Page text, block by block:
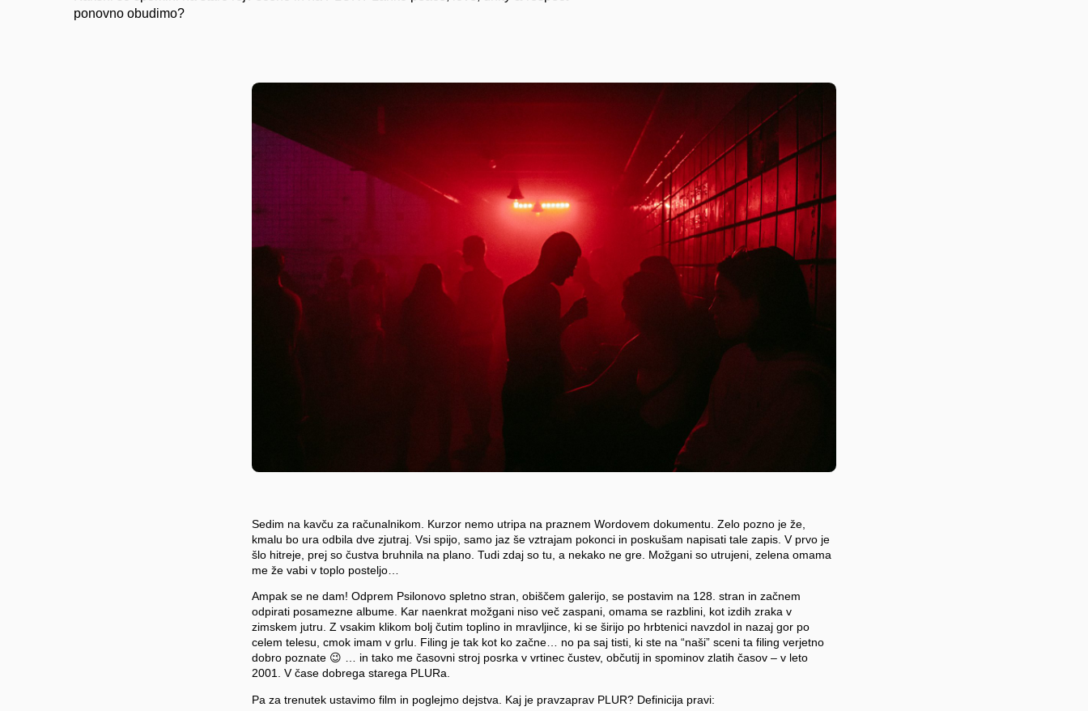
ponovno obudimo?
Sedim na kavču za računalnikom. Kurzor nemo utripa na praznem Wordovem dokumentu. Zelo pozno je že,
kmalu bo ura odbila dve zjutraj. Vsi spijo, samo jaz še vztrajam pokonci in poskušam napisati tale zapis. V prvo je
šlo hitreje, prej so čustva bruhnila na plano. Tudi zdaj so tu, a nekako ne gre. Možgani so utrujeni, zelena omama
me že vabi v toplo posteljo…
Ampak se ne dam! Odprem Psilonovo spletno stran, obiščem galerijo, se postavim na 128. stran in začnem
odpirati posamezne albume. Kar naenkrat možgani niso več zaspani, omama se razblini, kot izdih zraka v
zimskem jutru. Z vsakim klikom bolj čutim toplino in mravljince, ki se širijo po hrbtenici navzdol in nazaj gor po
celem telesu, cmok imam v grlu. Filing je tak kot ko začne… no pa saj tisti, ki ste na “naši” sceni ta filing verjetno
dobro poznate 😉 … in tako me časovni stroj posrka v vrtinec čustev, občutij in spominov zlatih časov – v leto
2001. V čase dobrega starega PLURa.
Pa za trenutek ustavimo film in poglejmo dejstva. Kaj je pravzaprav PLUR? Definicija pravi: